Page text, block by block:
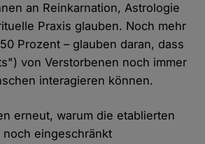
an Reinkarnation, Astrologie
Praxis glauben. Noch mehr
Prozent – glauben daran, dass
von Verstorbenen noch immer
interagieren können.
erneut, warum die etablierten
eingeschränkt